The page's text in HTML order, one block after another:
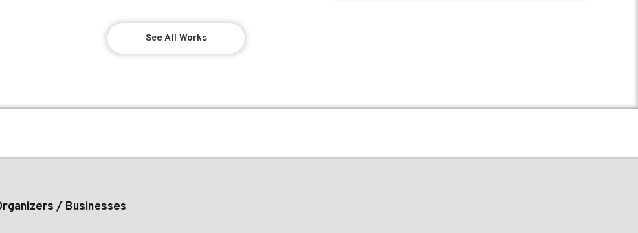
See All Works
/ Businesses